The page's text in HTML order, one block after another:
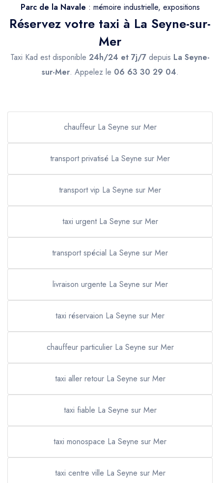
Parc de la Navale : mémoire industrielle, expositions
Réservez votre taxi à La Seyne-sur-
Mer
Taxi Kad est disponible 24h/24 et 7j/7 depuis La Seyne-
sur-Mer. Appelez le 06 63 30 29 04.
chauffeur La Seyne sur Mer
transport privatisé La Seyne sur Mer
transport vip La Seyne sur Mer
taxi urgent La Seyne sur Mer
transport spécial La Seyne sur Mer
livraison urgente La Seyne sur Mer
taxi réservaion La Seyne sur Mer
chauffeur particulier La Seyne sur Mer
taxi aller retour La Seyne sur Mer
taxi fiable La Seyne sur Mer
taxi monospace La Seyne sur Mer
taxi centre ville La Seyne sur Mer